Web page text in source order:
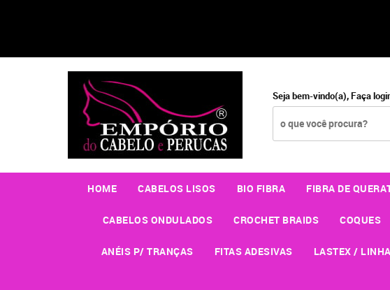
Seja bem-vindo(a),Faça
HOME CABELOS LISOS BIO FIBRA FIBRA DE
CABELOS ONDULADOS CROCHET BRAIDS COQUES
ANÉIS P/ TRANÇAS FITAS ADESIVAS LASTEX /